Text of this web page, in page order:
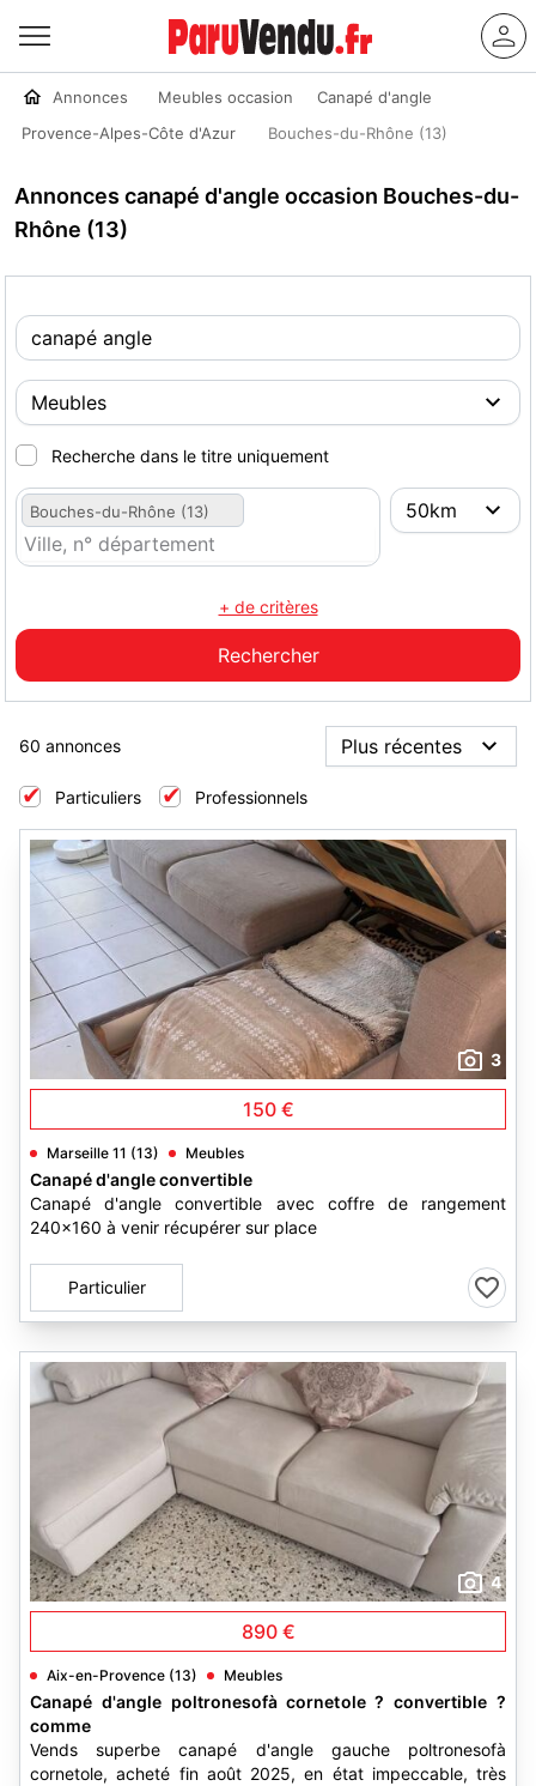
Annonces Meubles occasion
Canapé d'angle
Provence-Alpes-Côte d'Azur
Bouches-du-Rhône (13)
Annonces canapé d'angle occasion Bouches-du-
Rhône (13)
Recherche dans le titre uniquement
Bouches-du-Rhône (13)
+ de critères
60 annonces
Particuliers Professionnels
3
150 €
Marseille 11 (13) Meubles
Canapé d'angle convertible
Canapé d'angle convertible avec coffre de rangement
240x160 à venir récupérer sur place
Particulier
4
890 €
Aix-en-Provence (13) Meubles
Canapé d'angle poltronesofà cornetole ? convertible ?
comme
Vends superbe canapé d'angle gauche poltronesofà
cornetole, acheté fin août 2025, en état impeccable, très